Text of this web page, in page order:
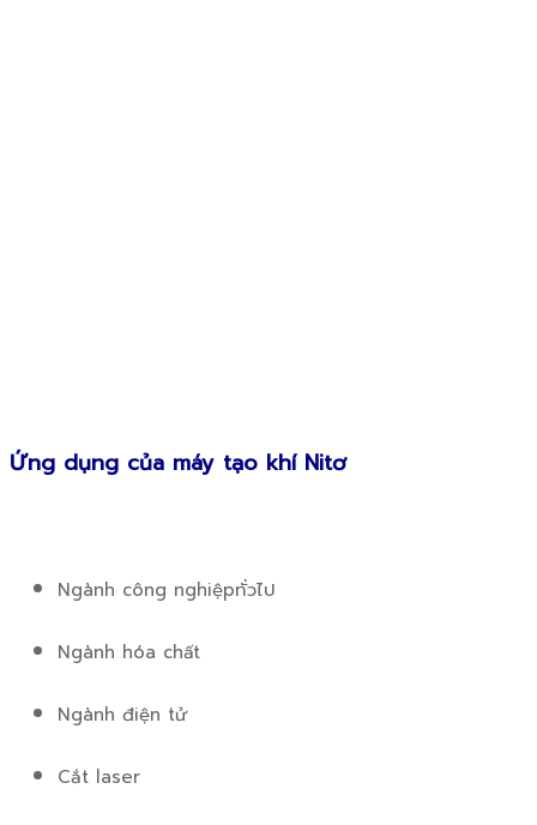
Ứng dụng của máy tạo khí Nitơ
Ngành công nghiệpทั่วไป
Ngành hóa chất
Ngành điện tử
Cắt laser